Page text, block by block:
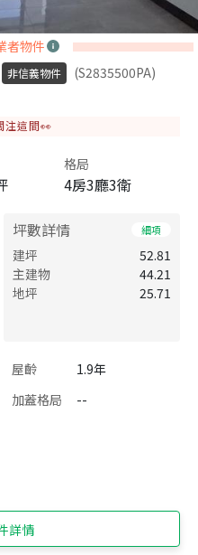
者物件
非信義物件
(S2835500PA)
注這間👀
格局
4房3廳3衛
坪數詳情 細項
建坪
52.81
主建物
44.21
地坪
25.71
屋齡
1.9年
加蓋格局
--
詳情